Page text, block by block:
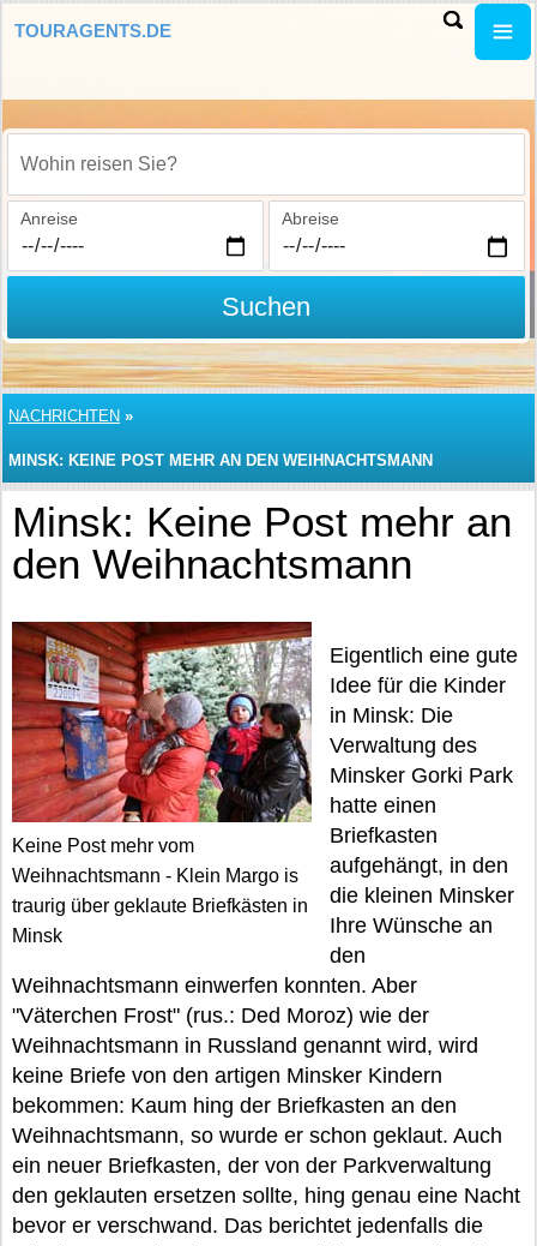
TOURAGENTS.DE
Wohin reisen Sie?
Anreise Abreise
Suchen
NACHRICHTEN »
MINSK: KEINE POST MEHR AN DEN WEIHNACHTSMANN
Minsk: Keine Post mehr an
den Weihnachtsmann
Keine Post mehr vom
Weihnachtsmann - Klein Margo is
traurig über geklaute Briefkästen in
Minsk
Eigentlich eine gute
Idee für die Kinder
in Minsk: Die
Verwaltung des
Minsker Gorki Park
hatte einen
Briefkasten
aufgehängt, in den
die kleinen Minsker
Ihre Wünsche an
den
Weihnachtsmann einwerfen konnten. Aber
"Väterchen Frost" (rus.: Ded Moroz) wie der
Weihnachtsmann in Russland genannt wird, wird
keine Briefe von den artigen Minsker Kindern
bekommen: Kaum hing der Briefkasten an den
Weihnachtsmann, so wurde er schon geklaut. Auch
ein neuer Briefkasten, der von der Parkverwaltung
den geklauten ersetzen sollte, hing genau eine Nacht
bevor er verschwand. Das berichtet jedenfalls die